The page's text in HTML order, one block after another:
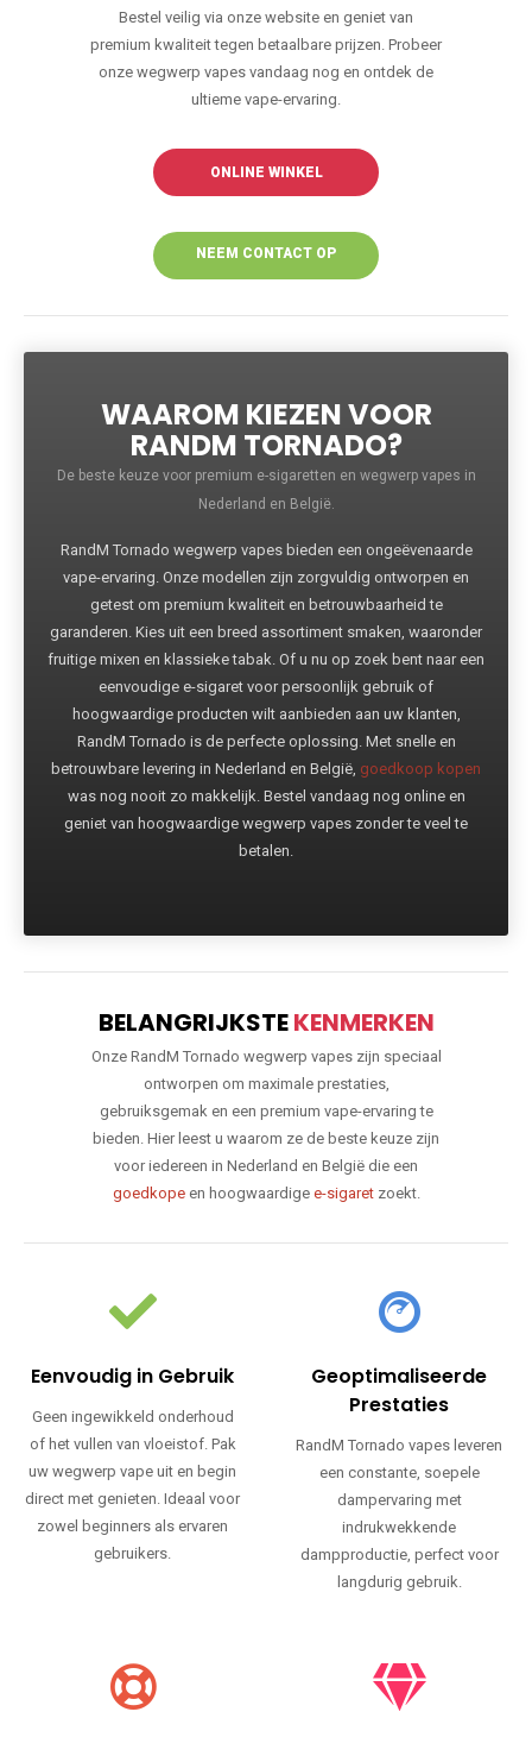
Bestel veilig via onze website en geniet van
premium kwaliteit tegen betaalbare prijzen. Probeer
onze wegwerp vapes vandaag nog en ontdek de
ultieme vape-ervaring.
ONLINE WINKEL
NEEM CONTACT OP
WAAROM KIEZEN VOOR
RANDM TORNADO?
De beste keuze voor premium e-sigaretten en wegwerp vapes in
Nederland en België.
RandM Tornado wegwerp vapes bieden een ongeëvenaarde
vape-ervaring. Onze modellen zijn zorgvuldig ontworpen en
getest om premium kwaliteit en betrouwbaarheid te
garanderen. Kies uit een breed assortiment smaken, waaronder
fruitige mixen en klassieke tabak. Of u nu op zoek bent naar een
eenvoudige e-sigaret voor persoonlijk gebruik of
hoogwaardige producten wilt aanbieden aan uw klanten,
RandM Tornado is de perfecte oplossing. Met snelle en
betrouwbare levering in Nederland en België, goedkoop kopen
was nog nooit zo makkelijk. Bestel vandaag nog online en
geniet van hoogwaardige wegwerp vapes zonder te veel te
betalen.
BELANGRIJKSTEKENMERKEN
Onze RandM Tornado wegwerp vapes zijn speciaal
ontworpen om maximale prestaties,
gebruiksgemak en een premium vape-ervaring te
bieden. Hier leest u waarom ze de beste keuze zijn
voor iedereen in Nederland en België die een
goedkopeen hoogwaardige e-sigaretzoekt.
Eenvoudig in Gebruik
Geen ingewikkeld onderhoud
of het vullen van vloeistof. Pak
uw wegwerp vape uit en begin
direct met genieten. Ideaal voor
zowel beginners als ervaren
gebruikers.
Geoptimaliseerde
Prestaties
RandM Tornado vapes leveren
een constante, soepele
dampervaring met
indrukwekkende
dampproductie, perfect voor
langdurig gebruik.